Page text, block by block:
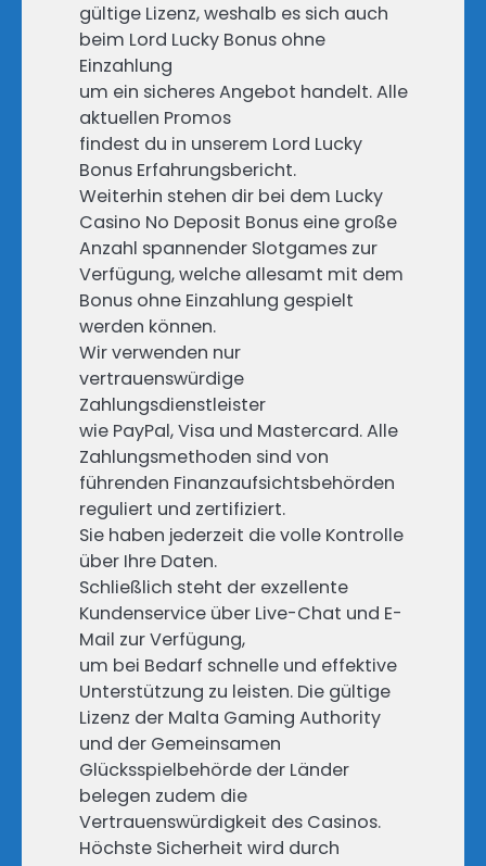
gültige Lizenz, weshalb es sich auch
beim Lord Lucky Bonus ohne
Einzahlung
um ein sicheres Angebot handelt. Alle
aktuellen Promos
findest du in unserem Lord Lucky
Bonus Erfahrungsbericht.
Weiterhin stehen dir bei dem Lucky
Casino No Deposit Bonus eine große
Anzahl spannender Slotgames zur
Verfügung, welche allesamt mit dem
Bonus ohne Einzahlung gespielt
werden können.
Wir verwenden nur
vertrauenswürdige
Zahlungsdienstleister
wie PayPal, Visa und Mastercard. Alle
Zahlungsmethoden sind von
führenden Finanzaufsichtsbehörden
reguliert und zertifiziert.
Sie haben jederzeit die volle Kontrolle
über Ihre Daten.
Schließlich steht der exzellente
Kundenservice über Live-Chat und E-
Mail zur Verfügung,
um bei Bedarf schnelle und effektive
Unterstützung zu leisten. Die gültige
Lizenz der Malta Gaming Authority
und der Gemeinsamen
Glücksspielbehörde der Länder
belegen zudem die
Vertrauenswürdigkeit des Casinos.
Höchste Sicherheit wird durch